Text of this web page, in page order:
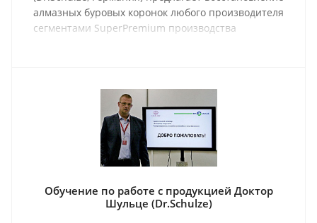
алмазных буровых коронок любого производителя
сегментами SuperPremium производства
Обучение по работе с продукцией Доктор
Шульце (Dr.Schulze)